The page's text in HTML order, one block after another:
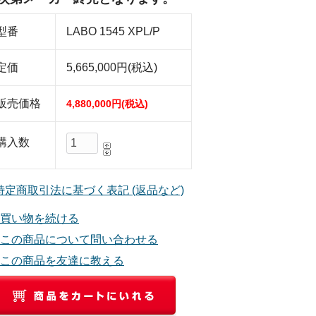
番 LABO 1545 XPL/P
価 5,665,000円(税込)
売価格 4,880,000円(税込)
入数
定商取引法に基づく表記 (返品など)
買い物を続ける
この商品について問い合わせる
この商品を友達に教える